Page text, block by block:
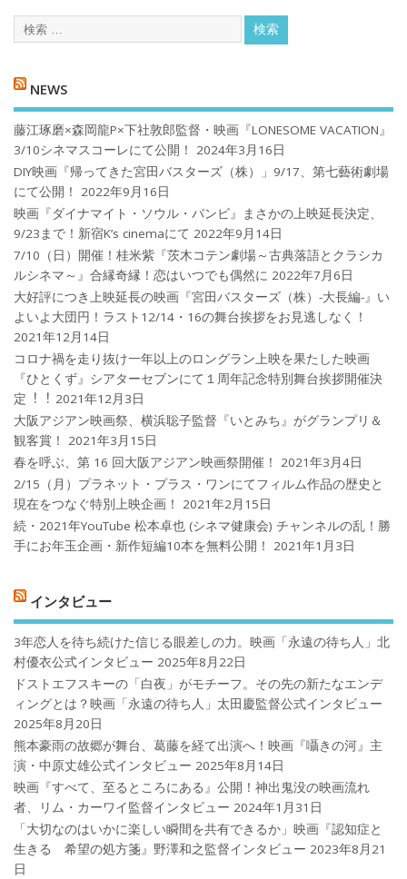
NEWS
藤江琢磨×森岡龍P×下社敦郎監督・映画『LONESOME VACATION』
3/10シネマスコーレにて公開！
2024年3月16日
DIY映画『帰ってきた宮田バスターズ（株）」9/17、第七藝術劇場
にて公開！
2022年9月16日
映画『ダイナマイト・ソウル・バンビ』まさかの上映延長決定、
9/23まで！新宿K’s cinemaにて 2022年9月14日
7/10（日）開催！桂米紫『茨木コテン劇場～古典落語とクラシカ
ルシネマ～』合縁奇縁！恋はいつでも偶然に 2022年7月6日
大好評につき上映延長の映画『宮田バスターズ（株）-大長編-』い
よいよ大団円！ラスト12/14・16の舞台挨拶をお見逃しなく！
2021年12月14日
コロナ禍を⾛り抜け⼀年以上のロングラン上映を果たした映画
『ひとくず』シアターセブンにて１周年記念特別舞台挨拶開催決
定︕︕ 2021年12月3日
大阪アジアン映画祭、横浜聡子監督『いとみち』がグランプリ＆
観客賞！
2021年3月15日
春を呼ぶ、第 16 回大阪アジアン映画祭開催！
2021年3月4日
2/15（月）プラネット・プラス・ワンにてフィルム作品の歴史と
現在をつなぐ特別上映企画！
2021年2月15日
続・2021年YouTube 松本卓也 (シネマ健康会) チャンネルの乱！勝
手にお年玉企画・新作短編10本を無料公開！
2021年1月3日
インタビュー
3年恋人を待ち続けた信じる眼差しの力。映画「永遠の待ち人」北
村優衣公式インタビュー 2025年8月22日
ドストエフスキーの「白夜」がモチーフ。その先の新たなエンデ
ィングとは？映画「永遠の待ち人」太田慶監督公式インタビュー
2025年8月20日
熊本豪雨の故郷が舞台、葛藤を経て出演へ！映画『囁きの河』主
演・中原丈雄公式インタビュー 2025年8月14日
映画『すべて、至るところにある』公開！神出鬼没の映画流れ
者、リム・カーワイ監督インタビュー 2024年1月31日
「大切なのはいかに楽しい瞬間を共有できるか」映画『認知症と
生きる 希望の処方箋』野澤和之監督インタビュー 2023年8月21
日